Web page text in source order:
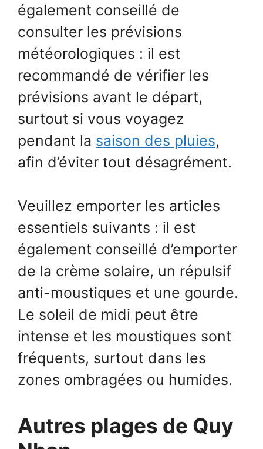
également conseillé de
consulter les prévisions
météorologiques : il est
recommandé de vérifier les
prévisions avant le départ,
surtout si vous voyagez
pendant la saison des pluies,
afin d’éviter tout désagrément.
Veuillez emporter les articles
essentiels suivants : il est
également conseillé d’emporter
de la crème solaire, un répulsif
anti-moustiques et une gourde.
Le soleil de midi peut être
intense et les moustiques sont
fréquents, surtout dans les
zones ombragées ou humides.
Autres plages de Quy